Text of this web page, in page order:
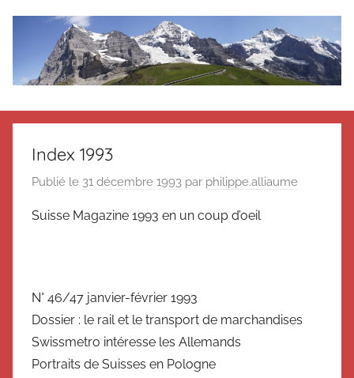
Le
blog
de
Suisse
SuisseIndex 1993
Publié le 31 décembre 1993 par philippe.alliaume
Suisse Magazine 1993 en un coup d’oeil
N° 46/47 janvier-février 1993
Dossier : le rail et le transport de marchandises
Swissmetro intéresse les Allemands
Portraits de Suisses en Pologne